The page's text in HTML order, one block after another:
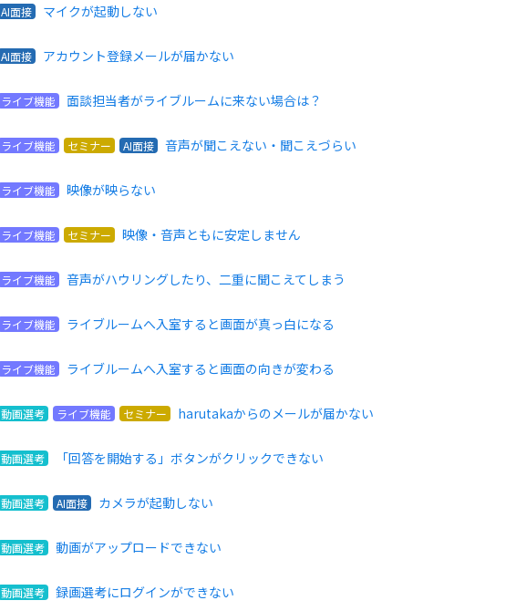
AI面接 マイクが起動しない
AI面接 アカウント登録メールが届かない
ライブ機能 面談担当者がライブルームに来ない場合は？
ライブ機能 セミナー AI面接 音声が聞こえない・聞こえづらい
ライブ機能 映像が映らない
ライブ機能 セミナー 映像・音声ともに安定しません
ライブ機能 音声がハウリングしたり、二重に聞こえてしまう
ライブ機能 ライブルームへ入室すると画面が真っ白になる
ライブ機能 ライブルームへ入室すると画面の向きが変わる
動画選考 ライブ機能 セミナー harutakaからのメールが届かない
動画選考 「回答を開始する」ボタンがクリックできない
動画選考 AI面接 カメラが起動しない
動画選考 動画がアップロードできない
動画選考 録画選考にログインができない